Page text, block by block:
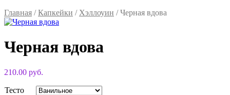
Главная /Капкейки / Хэллоуин / Черная вдова
Черная вдова
210.00 руб.
Тесто